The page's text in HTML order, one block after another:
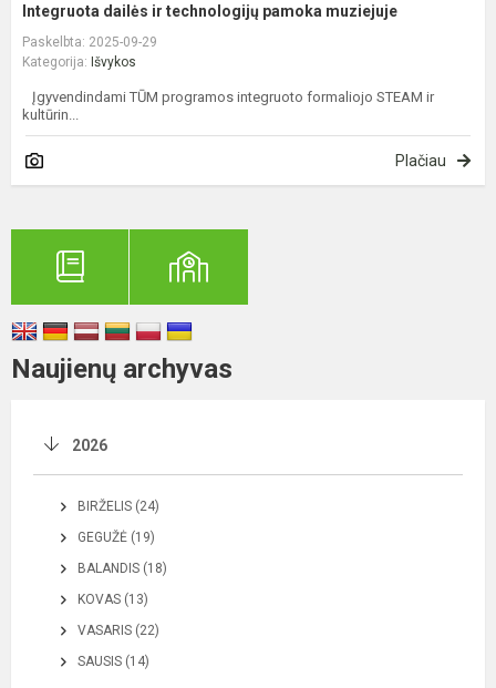
Integruota dailės ir technologijų pamoka muziejuje
Paskelbta: 2025-09-29
Kategorija: Išvykos
Įgyvendindami TŪM programos integruoto formaliojo STEAM ir
kultūrin...
Plačiau
Naujienų archyvas
2026
BIRŽELIS (24)
GEGUŽĖ (19)
BALANDIS (18)
KOVAS (13)
VASARIS (22)
SAUSIS (14)